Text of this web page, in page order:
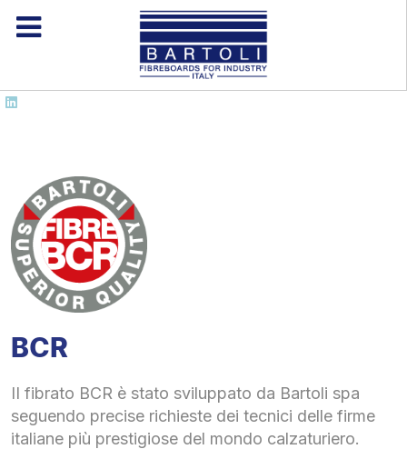
BCR
II fibrato BCR è stato sviluppato da Bartoli spa
seguendo precise richieste dei tecnici delle firme
italiane più prestigiose del mondo calzaturiero.